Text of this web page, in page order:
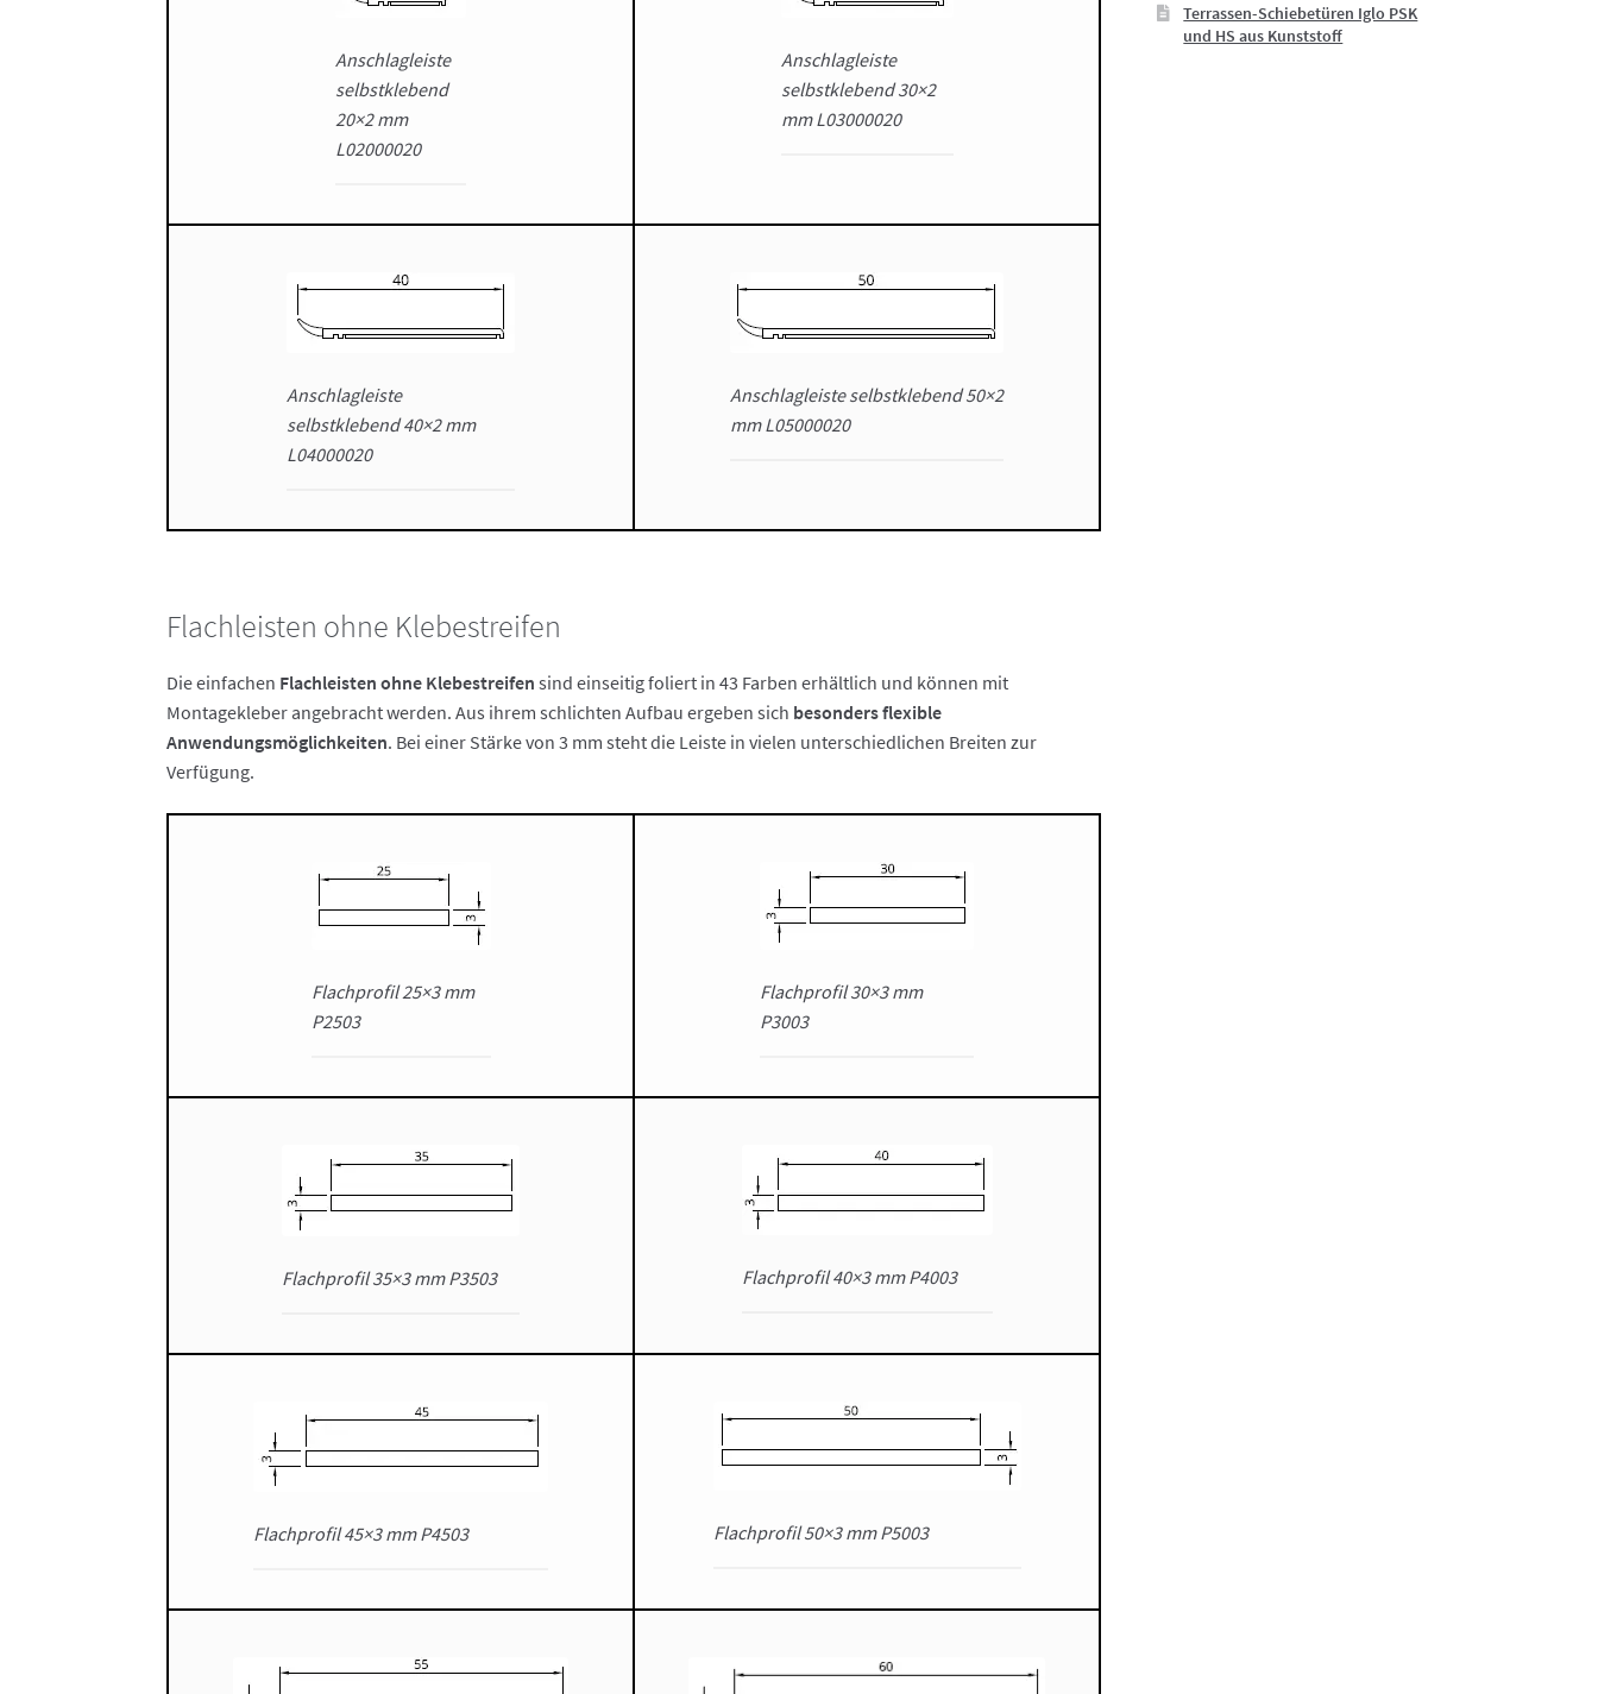
Anschlagleiste
selbstklebend
20×2 mm
L02000020
Anschlagleiste
selbstklebend 30×2
mm L03000020
Anschlagleiste
selbstklebend 40×2 mm
L04000020
Anschlagleiste selbstklebend 50×2
mm L05000020
Flachleisten ohne Klebestreifen
Die einfachen Flachleisten ohne Klebestreifen sind einseitig foliert in 43 Farben erhältlich und können mit
Montagekleber angebracht werden. Aus ihrem schlichten Aufbau ergeben sich besonders flexible
Anwendungsmöglichkeiten. Bei einer Stärke von 3 mm steht die Leiste in vielen unterschiedlichen Breiten zur
Verfügung.
Flachprofil 25×3 mm
P2503
Flachprofil 30×3 mm
P3003
Flachprofil 35×3 mm P3503 Flachprofil 40×3 mm P4003
Flachprofil 45×3 mm P4503 Flachprofil 50×3 mm P5003
Terrassen-Schiebetüren Iglo PSK
und HS aus Kunststoff